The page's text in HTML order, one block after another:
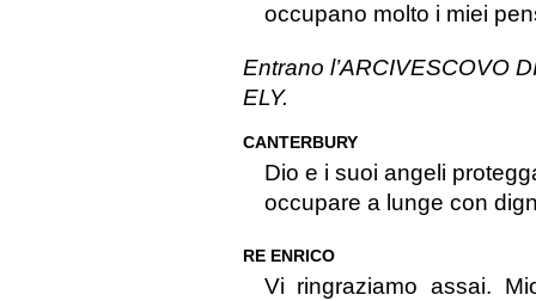
occupano molto i miei
Entrano l’ARCIVESCOVO
ELY.
CANTERBURY
Dio e i suoi angeli
occupare a lunge con
RE ENRICO
Vi ringraziamo assai.